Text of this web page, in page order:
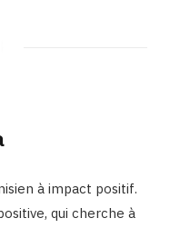
à impact positif.
qui cherche à